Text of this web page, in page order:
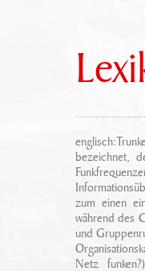
bezeichnet,
zum einen
während des
und
Netz